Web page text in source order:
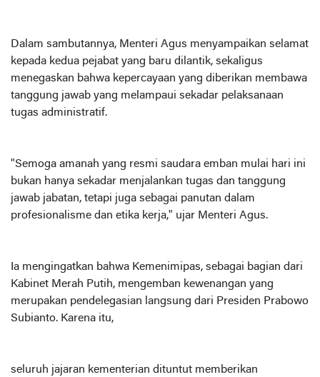
Dalam sambutannya, Menteri Agus menyampaikan selamat
kepada kedua pejabat yang baru dilantik, sekaligus
menegaskan bahwa kepercayaan yang diberikan membawa
tanggung jawab yang melampaui sekadar pelaksanaan
tugas administratif.
"Semoga amanah yang resmi saudara emban mulai hari ini
bukan hanya sekadar menjalankan tugas dan tanggung
jawab jabatan, tetapi juga sebagai panutan dalam
profesionalisme dan etika kerja," ujar Menteri Agus.
Ia mengingatkan bahwa Kemenimipas, sebagai bagian dari
Kabinet Merah Putih, mengemban kewenangan yang
merupakan pendelegasian langsung dari Presiden Prabowo
Subianto. Karena itu,
seluruh jajaran kementerian dituntut memberikan